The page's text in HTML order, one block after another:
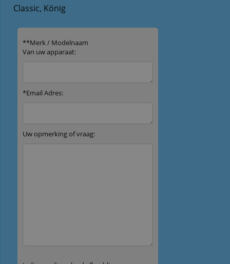
Classic, König